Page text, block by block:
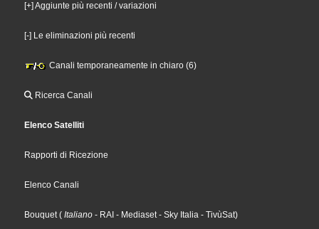
[+] Aggiunte più recenti / variazioni
[-] Le eliminazioni più recenti
Canali temporaneamente in chiaro (6)
Ricerca Canali
Elenco Satelliti
Rapporti di Ricezione
Elenco Canali
Bouquet( Italiano - RAI - Mediaset- Sky Italia - TivùSat)